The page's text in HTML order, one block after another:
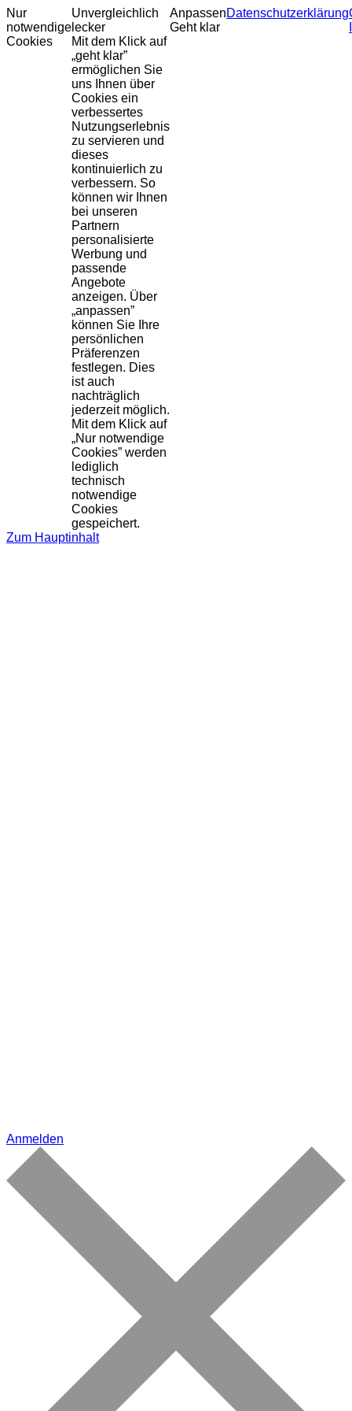
Nur
notwendige
Cookies
Unvergleichlich
lecker
Mit dem Klick auf
„geht klar”
ermöglichen Sie
uns Ihnen über
Cookies ein
verbessertes
Nutzungserlebnis
zu servieren und
dieses
kontinuierlich zu
verbessern. So
können wir Ihnen
bei unseren
Partnern
personalisierte
Werbung und
passende
Angebote
anzeigen. Über
„anpassen”
können Sie Ihre
persönlichen
Präferenzen
festlegen. Dies
ist auch
nachträglich
jederzeit möglich.
Mit dem Klick auf
„Nur notwendige
Cookies” werden
lediglich
technisch
notwendige
Cookies
gespeichert.
Anpassen
Geht klar
Datenschutzerklärung
Zum Hauptinhalt
Anmelden